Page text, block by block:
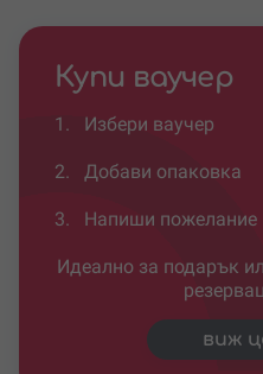
Купи ваучер
1. Избери ваучер
2. Добави опаковка
3. Напиши пожелание
Идеално за подарък
виж